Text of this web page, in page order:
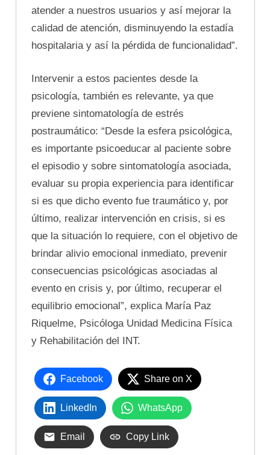
atender a nuestros usuarios y así mejorar la
calidad de atención, disminuyendo la estadía
hospitalaria y así la pérdida de funcionalidad”.
Intervenir a estos pacientes desde la
psicología, también es relevante, ya que
previene sintomatología de estrés
postraumático: “Desde la esfera psicológica,
es importante psicoeducar al paciente sobre
el episodio y sobre sintomatología asociada,
evaluar su propia experiencia para identificar
si es que dicho evento fue traumático y, por
último, realizar intervención en crisis, si es
que la situación lo requiere, con el objetivo de
brindar alivio emocional inmediato, prevenir
consecuencias psicológicas asociadas al
evento en crisis y, por último, recuperar el
equilibrio emocional”, explica María Paz
Riquelme, Psicóloga Unidad Medicina Física
y Rehabilitación del INT.
Facebook Share on X
LinkedIn WhatsApp
Email Copy Link